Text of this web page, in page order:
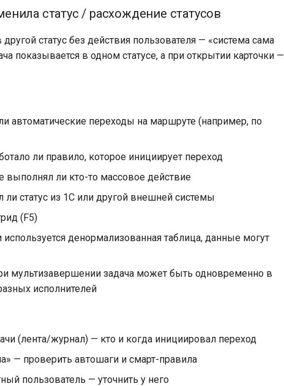
статус / расхождение статусов
статус без действия пользователя — «система сама
показывается в одном статусе, а при открытии карточки —
автоматические переходы на маршруте (например, по
ли правило, которое инициирует переход
выполнял ли кто-то массовое действие
статус из 1С или другой внешней системы
(F5)
денормализованная таблица, данные могут
мультизавершении задача может быть одновременно в
исполнителей
(лента/журнал) — кто и когда инициировал переход
— проверить автошаги и смарт-правила
пользователь — уточнить у него